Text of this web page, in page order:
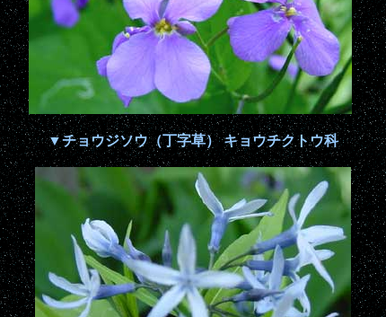
▼チョウジソウ（丁字草） キョウチクトウ科